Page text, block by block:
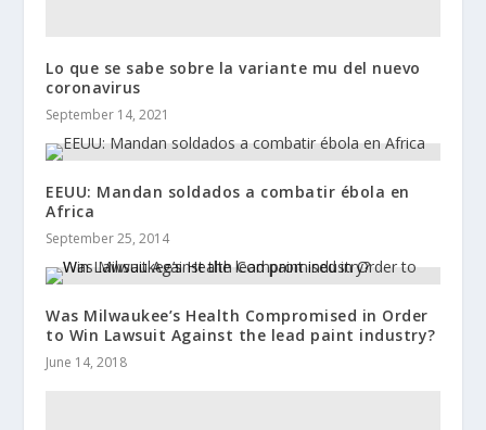
Lo que se sabe sobre la variante mu del nuevo
coronavirus
September 14, 2021
EEUU: Mandan soldados a combatir ébola en
Africa
September 25, 2014
Was Milwaukee’s Health Compromised in Order
to Win Lawsuit Against the lead paint industry?
June 14, 2018